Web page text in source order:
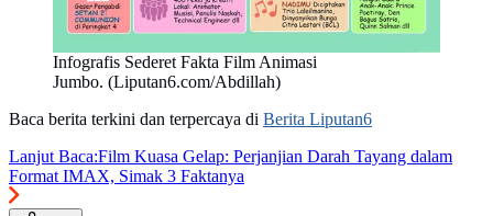
Infografis Sederet Fakta Film Animasi
Jumbo. (Liputan6.com/Abdillah)
Baca berita terkini dan terpercaya di Berita Liputan6
Lanjut Baca:Film Kuasa Gelap: Perjanjian Darah Tayang dalam
Format IMAX, Simak 3 Faktanya